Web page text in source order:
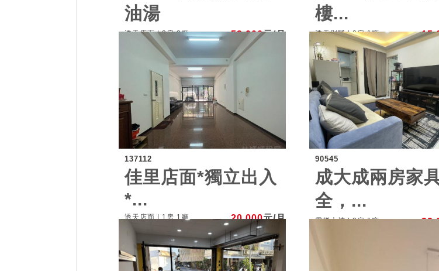
油湯
透天店面 | 3房 2廳 52,000元/月
樓...
透天別墅 | 0房 1廳
137112
佳里店面*獨立出入
*...
透天店面 | 1房 1廳 20,000元/月
90545
成大成兩房家
全，...
電梯大樓 | 2房 1廳